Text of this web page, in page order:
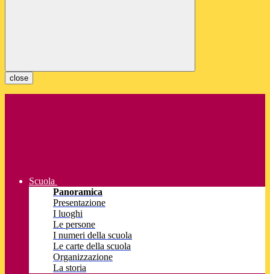
close
Scuola
Panoramica
Presentazione
I luoghi
Le persone
I numeri della scuola
Le carte della scuola
Organizzazione
La storia